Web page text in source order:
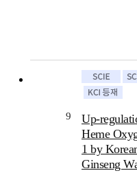
9
Up-
Heme
1 by
Ginseng